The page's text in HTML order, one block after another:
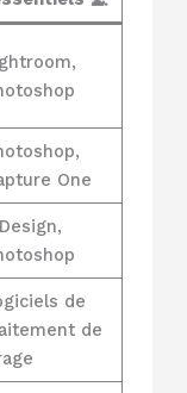
One
de
de